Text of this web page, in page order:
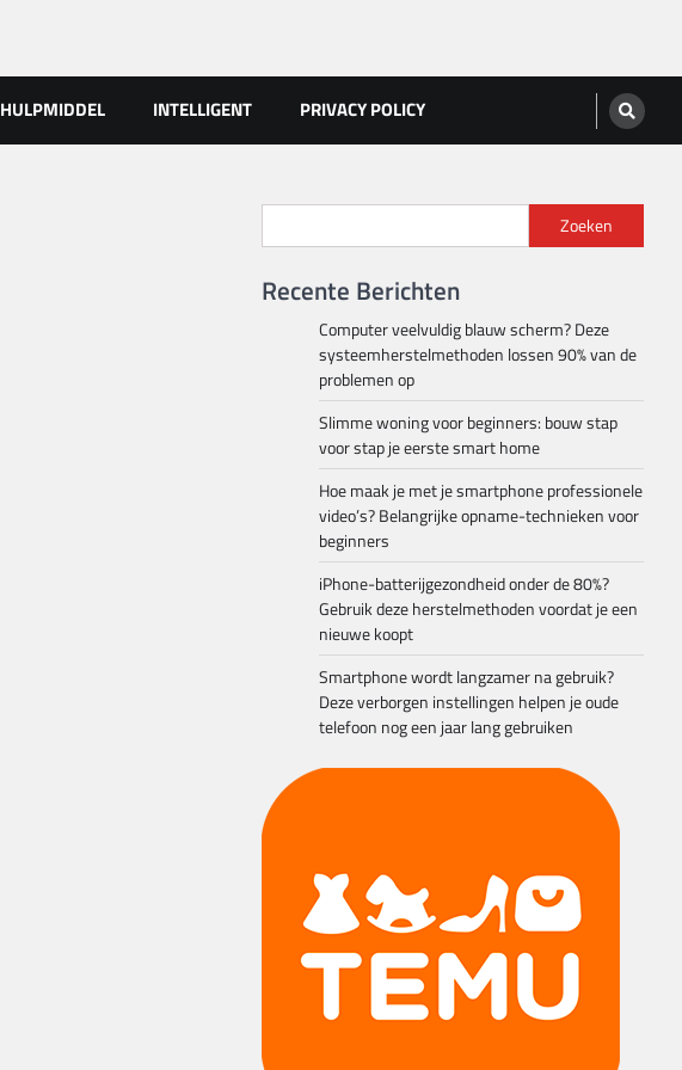
HULPMIDDEL INTELLIGENT PRIVACY POLICY
Zoeken
Recente Berichten
Computer veelvuldig blauw scherm? Deze
systeemherstelmethoden lossen 90% van de
problemen op
Slimme woning voor beginners: bouw stap
voor stap je eerste smart home
Hoe maak je met je smartphone professionele
video’s? Belangrijke opname-technieken voor
beginners
iPhone-batterijgezondheid onder de 80%?
Gebruik deze herstelmethoden voordat je een
nieuwe koopt
Smartphone wordt langzamer na gebruik?
Deze verborgen instellingen helpen je oude
telefoon nog een jaar lang gebruiken